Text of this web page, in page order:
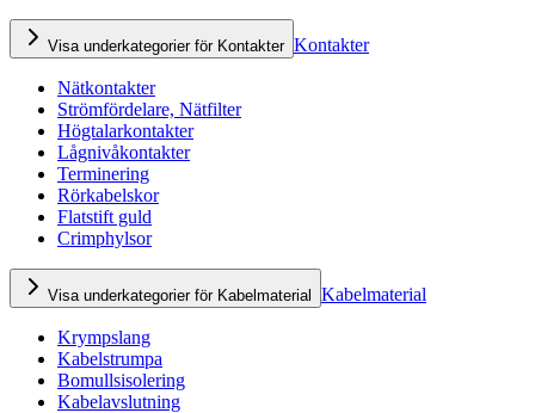
Visa underkategorier för Kontakter Kontakter
Nätkontakter
Strömfördelare, Nätfilter
Högtalarkontakter
Lågnivåkontakter
Terminering
Rörkabelskor
Flatstift guld
Crimphylsor
Visa underkategorier för Kabelmaterial Kabelmaterial
Krympslang
Kabelstrumpa
Bomullsisolering
Kabelavslutning